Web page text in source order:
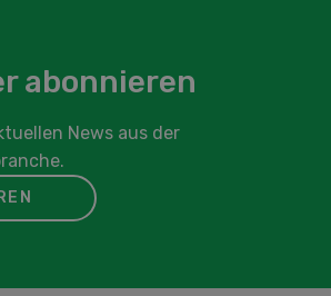
abonnieren
News aus der